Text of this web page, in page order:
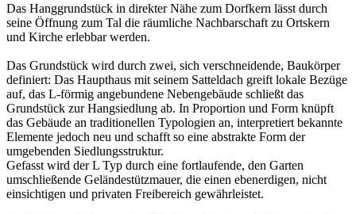
Das Hanggrundstück in direkter Nähe zum Dorfkern lässt durch
seine Öffnung zum Tal die räumliche Nachbarschaft zu Ortskern
und Kirche erlebbar werden.
Das Grundstück wird durch zwei, sich verschneidende, Baukörper
definiert: Das Haupthaus mit seinem Satteldach greift lokale Bezüge
auf, das L-förmig angebundene Nebengebäude schließt das
Grundstück zur Hangsiedlung ab. In Proportion und Form knüpft
das Gebäude an traditionellen Typologien an, interpretiert bekannte
Elemente jedoch neu und schafft so eine abstrakte Form der
umgebenden Siedlungsstruktur.
Gefasst wird der L Typ durch eine fortlaufende, den Garten
umschließende Geländestützmauer, die einen ebenerdigen, nicht
einsichtigen und privaten Freibereich gewährleistet.